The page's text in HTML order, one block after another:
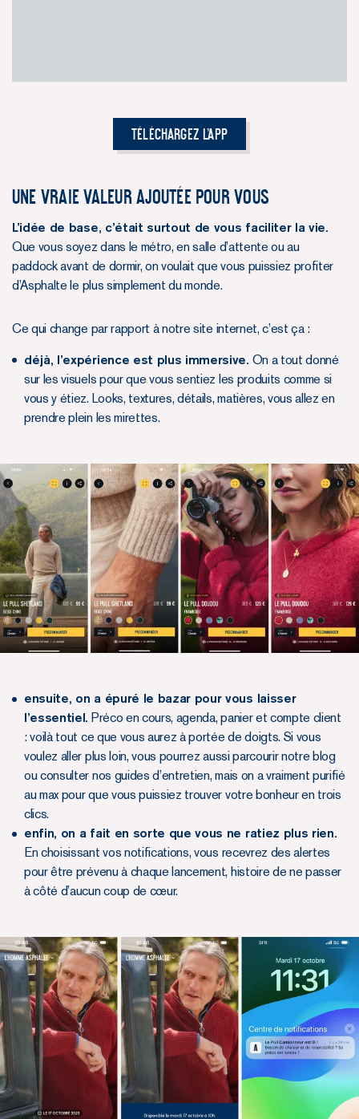
Téléchargez l'App
Une vraie valeur ajoutée pour vous
L’idée de base, c’était surtout de vous faciliter la vie.
Que vous soyez dans le métro, en salle d’attente ou au
paddock avant de dormir, on voulait que vous puissiez profiter
d’Asphalte le plus simplement du monde.
Ce qui change par rapport à notre site internet, c’est ça :
déjà, l’expérience est plus immersive. On a tout donné
sur les visuels pour que vous sentiez les produits comme si
vous y étiez. Looks, textures, détails, matières, vous allez en
prendre plein les mirettes.
ensuite, on a épuré le bazar pour vous laisser
l’essentiel. Préco en cours, agenda, panier et compte client
: voilà tout ce que vous aurez à portée de doigts. Si vous
voulez aller plus loin, vous pourrez aussi parcourir notre blog
ou consulter nos guides d’entretien, mais on a vraiment purifié
au max pour que vous puissiez trouver votre bonheur en trois
clics.
enfin, on a fait en sorte que vous ne ratiez plus rien.
En choisissant vos notifications, vous recevrez des alertes
pour être prévenu à chaque lancement, histoire de ne passer
à côté d’aucun coup de cœur.